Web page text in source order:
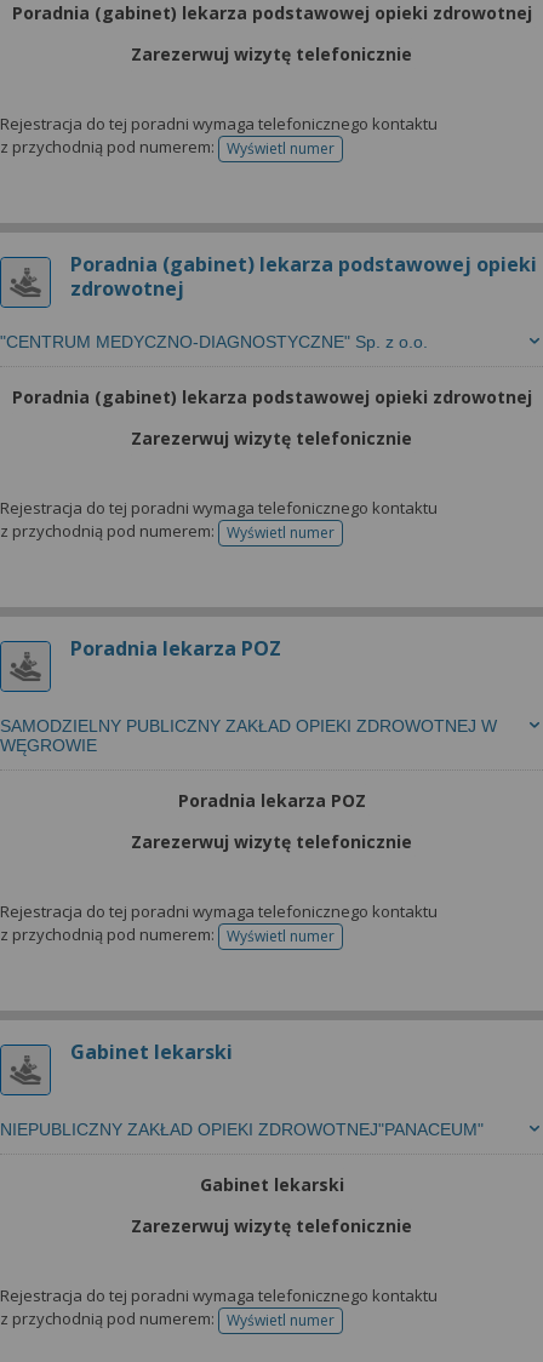
Poradnia (gabinet) lekarza podstawowej opieki zdrowotnej
Zarezerwuj wizytę telefonicznie
Rejestracja do tej poradni wymaga telefonicznego kontaktu
z przychodnią pod numerem:
Wyświetl numertelefonu do rejestracji
Poradnia (gabinet) lekarza podstawowej opieki
zdrowotnej
"CENTRUM MEDYCZNO-DIAGNOSTYCZNE" Sp. z o.o.
Poradnia (gabinet) lekarza podstawowej opieki zdrowotnej
Zarezerwuj wizytę telefonicznie
Rejestracja do tej poradni wymaga telefonicznego kontaktu
z przychodnią pod numerem:
Wyświetl numertelefonu do rejestracji
Poradnia lekarza POZ
SAMODZIELNY PUBLICZNY ZAKŁAD OPIEKI ZDROWOTNEJ W
WĘGROWIE
Poradnia lekarza POZ
Zarezerwuj wizytę telefonicznie
Rejestracja do tej poradni wymaga telefonicznego kontaktu
z przychodnią pod numerem:
Wyświetl numertelefonu do rejestracji
Gabinet lekarski
NIEPUBLICZNY ZAKŁAD OPIEKI ZDROWOTNEJ"PANACEUM"
Gabinet lekarski
Zarezerwuj wizytę telefonicznie
Rejestracja do tej poradni wymaga telefonicznego kontaktu
z przychodnią pod numerem:
Wyświetl numertelefonu do rejestracji